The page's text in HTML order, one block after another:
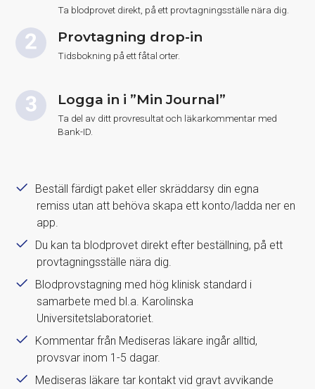
Ta blodprovet direkt, på ett provtagningsställe nära dig.
Provtagning drop-in
Tidsbokning på ett fåtal orter.
Logga in i ”Min Journal”
Ta del av ditt provresultat och läkarkommentar med
Bank-ID.
Beställ färdigt paket eller skräddarsy din egna
remiss utan att behöva skapa ett konto/ladda ner en
app.
Du kan ta blodprovet direkt efter beställning, på ett
provtagningsställe nära dig.
Blodprovstagning med hög klinisk standard i
samarbete med bl.a. Karolinska
Universitetslaboratoriet.
Kommentar från Mediseras läkare ingår alltid,
provsvar inom 1-5 dagar.
Mediseras läkare tar kontakt vid gravt avvikande